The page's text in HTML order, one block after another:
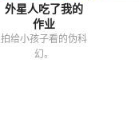
外星人吃了我的
作业
拍给小孩子看的伪科
幻。